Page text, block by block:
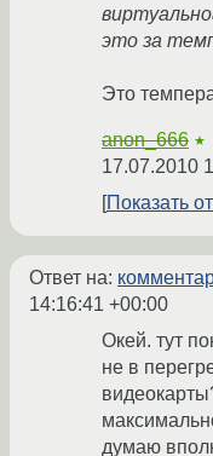
это за
Это
anon_666 ★
17.07.2010
Показать
Ответ на:
14:16:41 +00:00
Окей. тут
не в
думаю